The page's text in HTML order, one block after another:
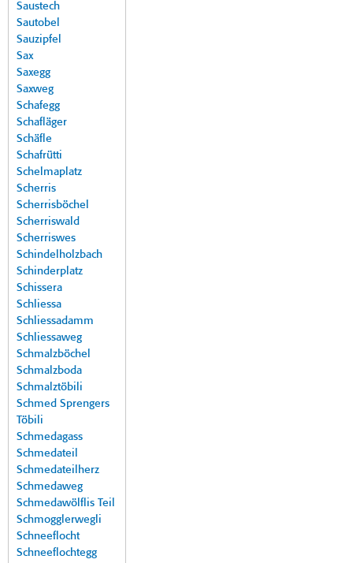
Saustech
Sautobel
Sauzipfel
Sax
Saxegg
Saxweg
Schafegg
Schafläger
Schäfle
Schafrütti
Schelmaplatz
Scherris
Scherrisböchel
Scherriswald
Scherriswes
Schindelholzbach
Schinderplatz
Schissera
Schliessa
Schliessadamm
Schliessaweg
Schmalzböchel
Schmalzboda
Schmalztöbili
Schmed Sprengers
Töbili
Schmedagass
Schmedateil
Schmedateilherz
Schmedaweg
Schmedawölflis Teil
Schmogglerwegli
Schneeflocht
Schneeflochtegg